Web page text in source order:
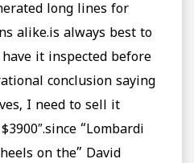
long lines for
alike.is always best to
it inspected before
conclusion saying
I need to sell it
“Lombardi
on the” David